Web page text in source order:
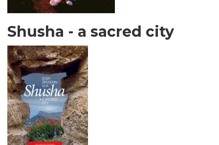
Shusha - a sacred city